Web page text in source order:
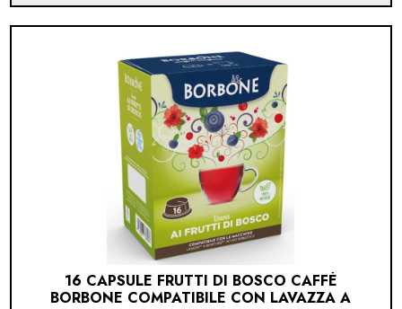
16 CAPSULE FRUTTI DI BOSCO CAFFÈ
BORBONE COMPATIBILE CON LAVAZZA A